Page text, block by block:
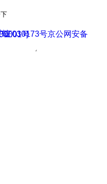
馈
证030173号
号